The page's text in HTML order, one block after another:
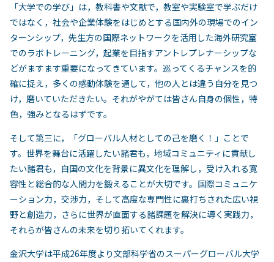
「大学での学び」は，教科書や文献で，教室や実験室で学ぶだけ
ではなく，社会や企業体験をはじめとする国内外の現場でのイン
ターンシップ，先生方の国際ネットワークを活用した海外研究室
でのラボトレーニング，起業を目指すアントレプレナーシップな
どがますます重要になってきています。巡ってくるチャンスを的
確に捉え，多くの感動体験を通して，他の人とは違う自分を見つ
け，磨いていただきたい。それがやがては皆さん自身の個性，特
色，強みとなるはずです。
そして第三に，「グローバル人材としての己を磨く！」ことで
す。世界を舞台に活躍したい諸君も，地域コミュニティに貢献し
たい諸君も，自国の文化を背景に異文化を理解し，受け入れる寛
容性と総合的な人間力を鍛えることが大切です。国際コミュニケ
ーション力，交渉力，そして高度な専門性に裏打ちされた広い視
野と創造力，さらに世界が直面する諸課題を解決に導く実践力，
それらが皆さんの未来を切り拓いてくれます。
金沢大学は平成26年度より文部科学省のスーパーグローバル大学